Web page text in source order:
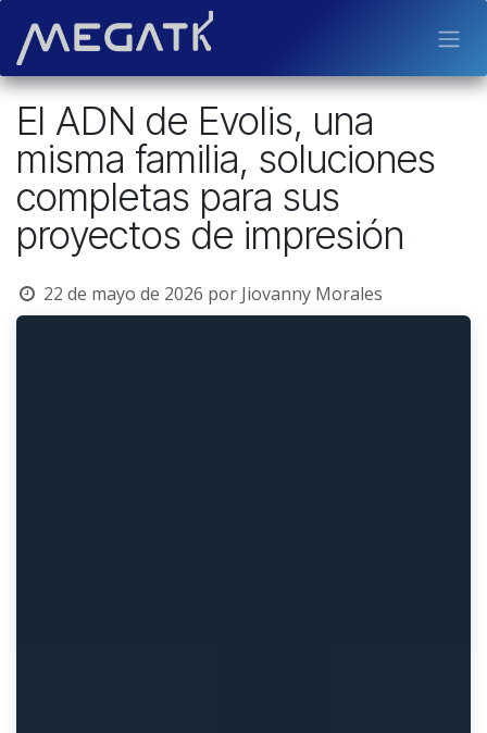
El ADN de Evolis, una
misma familia, soluciones
completas para sus
proyectos de impresión
22 de mayo de 2026 por Jiovanny Morales